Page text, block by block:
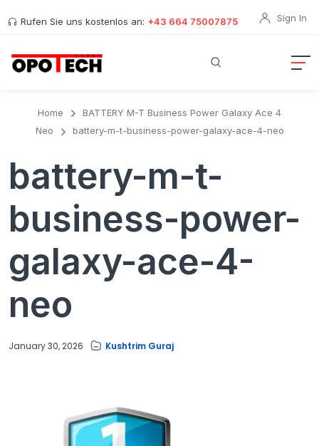
Rufen Sie uns kostenlos an: +43 664 75007875 Sign In
Home
BATTERY M-T Business Power Galaxy Ace 4
Neo
battery-m-t-business-power-galaxy-ace-4-neo
battery-m-t-
business-power-
galaxy-ace-4-
neo
January 30, 2026 Kushtrim Guraj